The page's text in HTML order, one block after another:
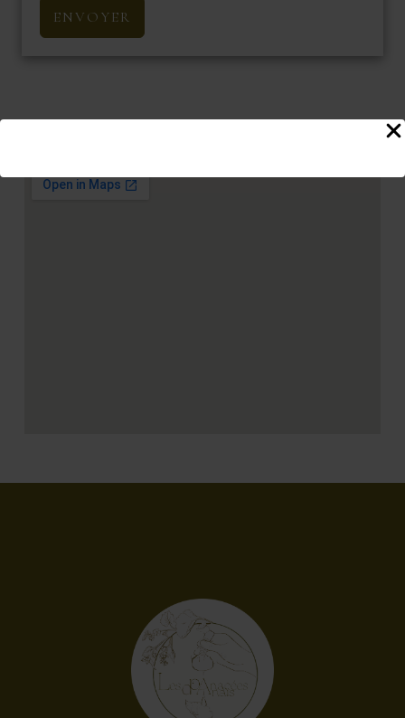
ENVOYER